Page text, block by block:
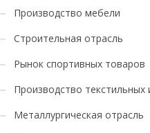
Производство мебели
Строительная отрасль
Рынок спортивных товаров
Производство текстильных
Металлургическая отрасль